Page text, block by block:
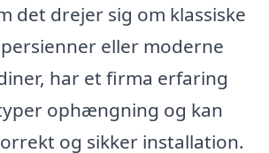
det drejer sig om klassiske
eller moderne
har et firma erfaring
ophængning og kan
og sikker installation.